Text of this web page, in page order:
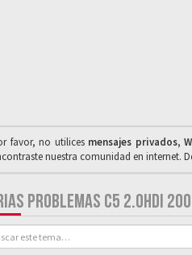
favor, no utilices mensajes privados,
nuestra comunidad en internet.
PROBLEMAS C5 2.0HDI